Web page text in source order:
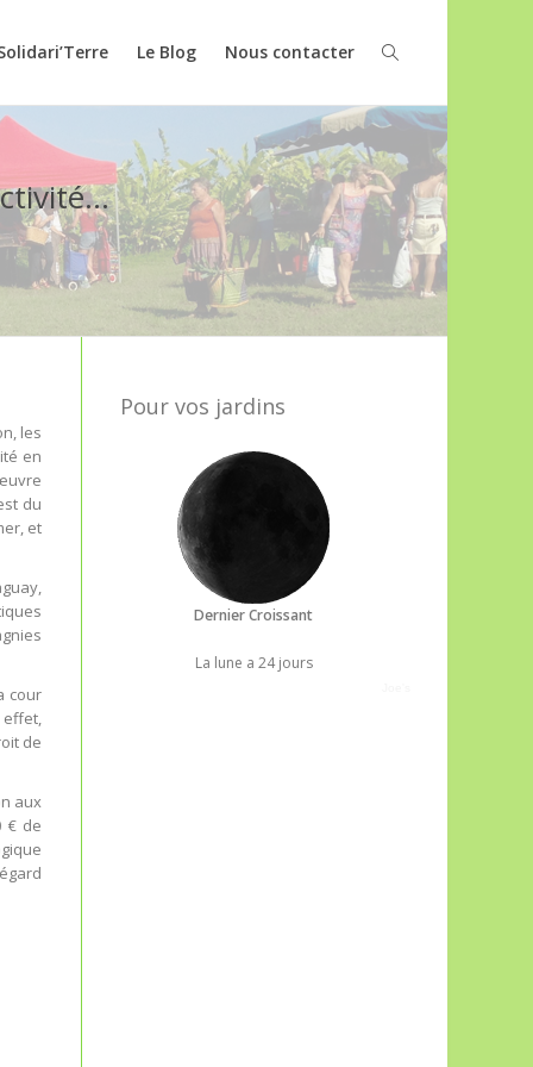
Le Blog Nous contacter
les
en
du
et
cour
de
aux
€ de
Pour vos jardins
Dernier Croissant
La lune a 24 jours